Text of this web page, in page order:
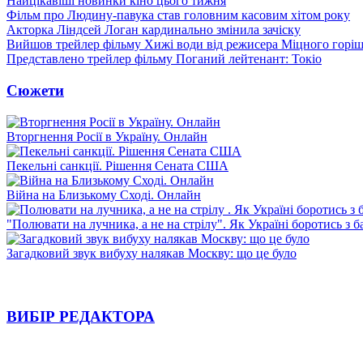
Фільм про Людину-павука став головним касовим хітом року
Акторка Ліндсей Логан кардинально змінила зачіску
Вийшов трейлер фільму Хижі води від режисера Міцного
Представлено трейлер фільму Поганий лейтенант: Токіо
Сюжети
Вторгнення Росії в Україну. Онлайн
Пекельні санкції. Рішення Сената США
Війна на Близькому Сході. Онлайн
"Полювати на лучника, а не на стрілу". Як Україні боротись з
Загадковий звук вибуху налякав Москву: що це було
ВИБІР РЕДАКТОРА